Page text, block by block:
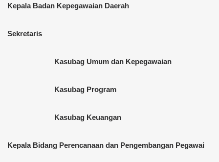
Kepala Badan Kepegawaian Daerah
Sekretaris
Kasubag Umum dan Kepegawaian
Kasubag Program
Kasubag Keuangan
Kepala Bidang Perencanaan dan Pengembangan Pegawai